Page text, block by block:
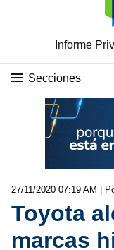
Informe
Secciones
27/11/2020 07:19 AM |
Toyota
marcas